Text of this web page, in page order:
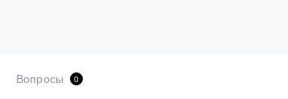
Вопросы 0